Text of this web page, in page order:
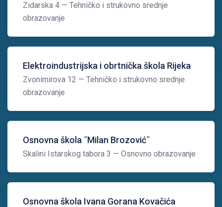
Zidarska 4 — Tehničko i strukovno srednje
obrazovanje
Elektroindustrijska i obrtnička škola Rijeka
Zvonimirova 12 — Tehničko i strukovno srednje
obrazovanje
Osnovna škola ˝Milan Brozović˝
Skalini Istarskog tabora 3 — Osnovno obrazovanje
Osnovna škola Ivana Gorana Kovačića